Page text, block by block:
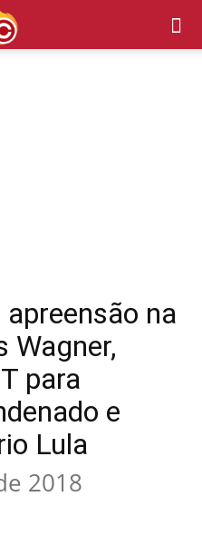
na
Wagner,
para
e
Lula
2018